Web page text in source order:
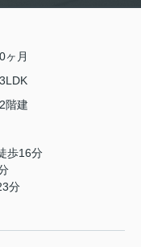
0ヶ月
3LDK
2階建
歩16分
分